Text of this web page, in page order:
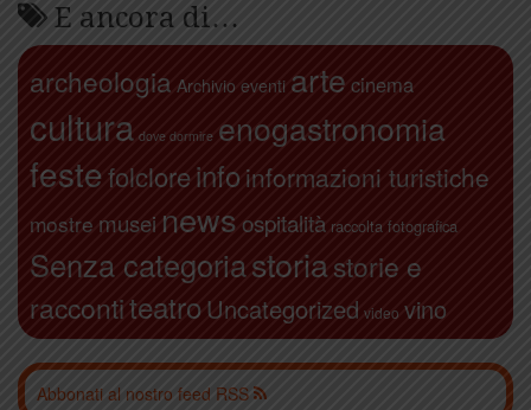
E ancora di…
archeologia Archivio eventi arte cinema
cultura dove dormire enogastronomia
festefolcloreinfo informazioni turistiche
mostre musei news ospitalità raccolta fotografica
Senza categoriastoriastorie e
raccontiteatroUncategorized video vino
Abbonati al nostro feed RSS